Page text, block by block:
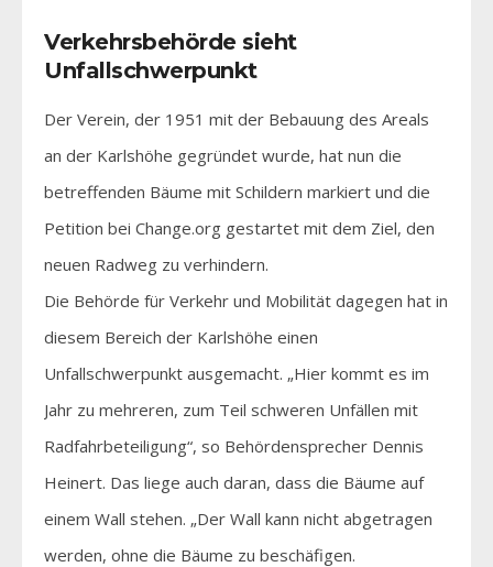
Verkehrsbehörde sieht
Unfallschwerpunkt
Der Verein, der 1951 mit der Bebauung des Areals
an der Karlshöhe gegründet wurde, hat nun die
betreffenden Bäume mit Schildern markiert und die
Petition bei Change.org gestartet mit dem Ziel, den
neuen Radweg zu verhindern.
Die Behörde für Verkehr und Mobilität dagegen hat in
diesem Bereich der Karlshöhe einen
Unfallschwerpunkt ausgemacht. „Hier kommt es im
Jahr zu mehreren, zum Teil schweren Unfällen mit
Radfahrbeteiligung“, so Behördensprecher Dennis
Heinert. Das liege auch daran, dass die Bäume auf
einem Wall stehen. „Der Wall kann nicht abgetragen
werden, ohne die Bäume zu beschäfigen.